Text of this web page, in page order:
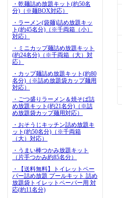
・乾麺詰め放題キット(約50名
分)（※麺BOX対応）
・ラーメン(袋麺)詰め放題キッ
ト(約45名分)（※千両箱（小）
対応）
・ミニカップ麺詰め放題キット
(約24名分)（※千両箱（大）対
応）
・カップ麺詰め放題キット(約80
名分)（※詰め放題袋カップ麺用
対応）
・ごつ盛りラーメン＆焼そば詰
め放題キット(約21名分)（※詰
め放題袋カップ麺用対応）
・おそうじキッチン詰め放題キ
ット(約50名分)（※千両箱
（大）対応）
・うまい棒つかみ放題キット
（片手つかみ約85名分）
・【送料無料】トイレットペー
パー詰め放題 プールキット 詰め
放題袋トイレットペーパー用 対
応(約11名分)